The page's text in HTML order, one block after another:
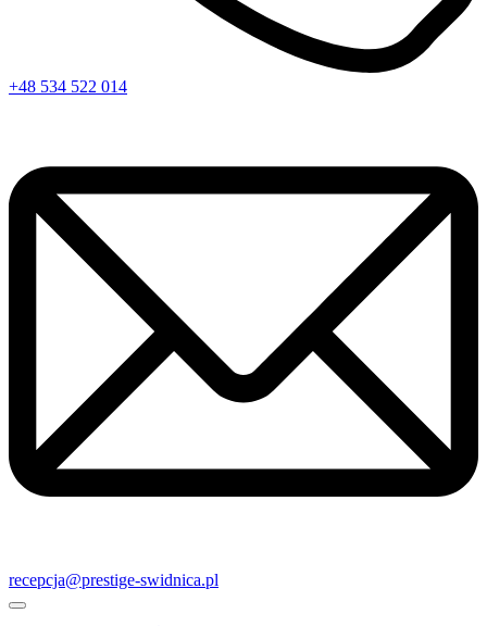
+48 534 522 014
recepcja@prestige-swidnica.pl